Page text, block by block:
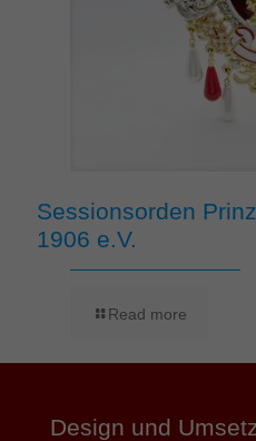
Sessionsorden
1906 e.V.
Read more
Design und